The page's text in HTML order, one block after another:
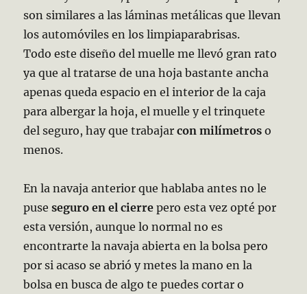
son similares a las láminas metálicas que llevan
los automóviles en los limpiaparabrisas.
Todo este diseño del muelle me llevó gran rato
ya que al tratarse de una hoja bastante ancha
apenas queda espacio en el interior de la caja
para albergar la hoja, el muelle y el trinquete
del seguro, hay que trabajarcon milímetros o
menos.
En la navaja anterior que hablaba antes no le
puseseguro en el cierre pero esta vez opté por
esta versión, aunque lo normal no es
encontrarte la navaja abierta en la bolsa pero
por si acaso se abrió y metes la mano en la
bolsa en busca de algo te puedes cortar o